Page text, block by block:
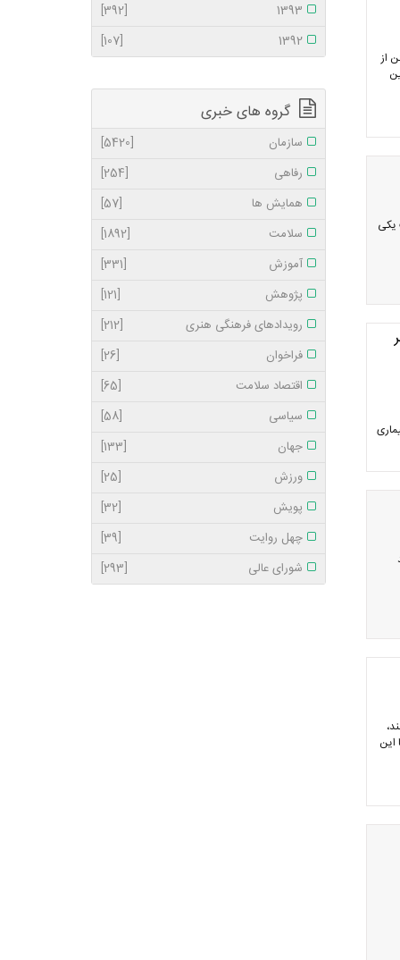
از
یکی
این
1393
[392]
1392
[107]
گروه های خبری
سازمان
[5420]
رفاهی
[254]
همایش ها
[57]
سلامت
[1892]
آموزش
[331]
پژوهش
[121]
رویدادهای فرهنگی هنری
[212]
فراخوان
[26]
اقتصاد سلامت
[65]
سیاسی
[58]
جهان
[133]
ورزش
[25]
پویش
[32]
چهل روایت
[39]
شورای عالی
[293]